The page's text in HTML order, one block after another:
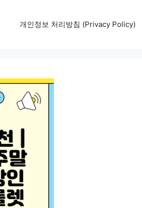
개인정보 처리방침 (Privacy Policy)